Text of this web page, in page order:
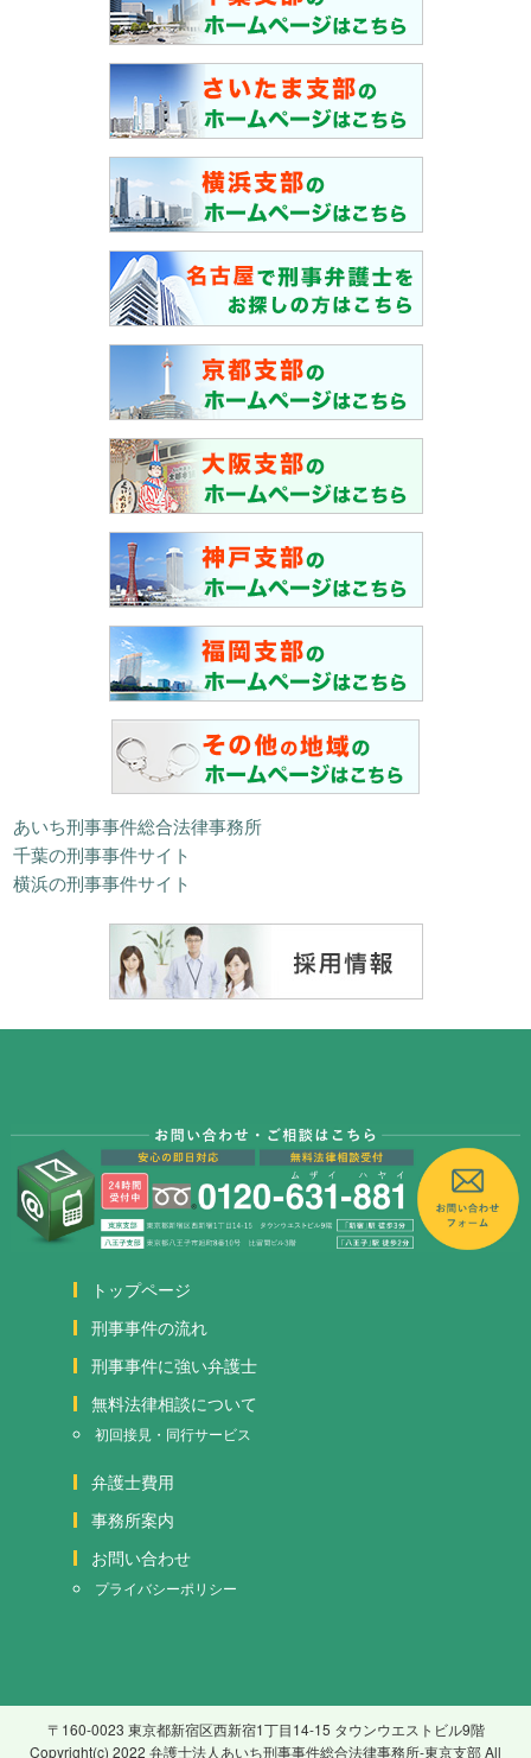
あいち刑事事件総合法律事務所
千葉の刑事事件サイト
横浜の刑事事件サイト
トップページ
刑事事件の流れ
刑事事件に強い弁護士
無料法律相談について
初回接見・同行サービス
弁護士費用
事務所案内
お問い合わせ
プライバシーポリシー
〒160-0023 東京都新宿区西新宿1丁目14-15 タウンウエストビル9階
Copyright(c) 2022 弁護士法人あいち刑事事件総合法律事務所-東京支部 All